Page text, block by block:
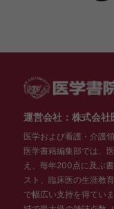
運営会社：株式会社
医学および看護・介護
医学書籍編集部では、
え、毎年200点に及ぶ
スト、臨床医の生涯教
で幅広い支持を得てい